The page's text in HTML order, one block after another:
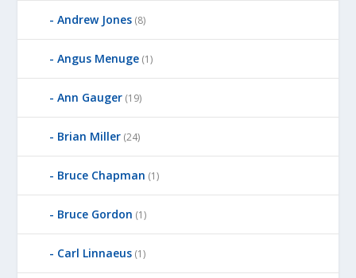
Andrew Jones (8)
Angus Menuge (1)
Ann Gauger (19)
Brian Miller (24)
Bruce Chapman (1)
Bruce Gordon (1)
Carl Linnaeus (1)